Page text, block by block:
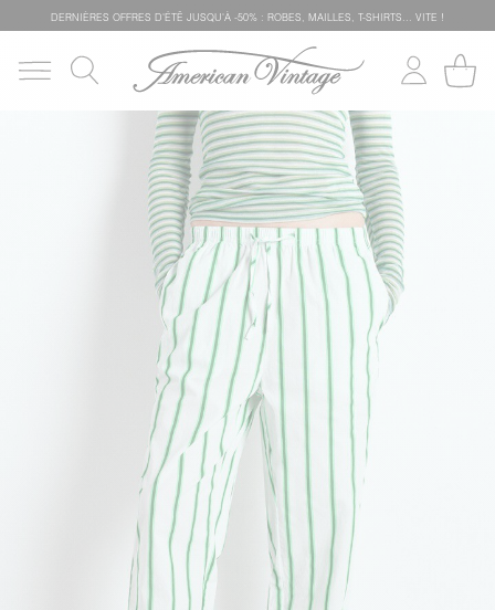
DERNIÈRES OFFRES D'ÉTÊ JUSQU'À -50% : ROBES, MAILLES, T-SHIRTS... VITE !